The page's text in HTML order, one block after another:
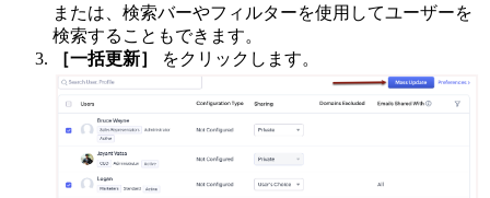
または、検索バーやフィルターを使用してユーザーを
検索することもできます。
［一括更新］
をクリックします。